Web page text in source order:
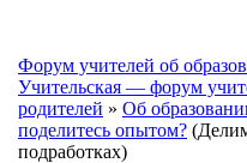
Форум учителей об
Учительская — форум
родителей » Об
поделитесь опытом?
подработках)